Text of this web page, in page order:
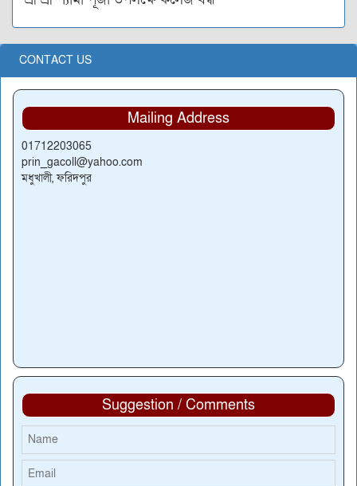
CONTACT US
Mailing Address
01712203065
prin_gacoll@yahoo.com
মধুখালী, ফরিদপুর
Suggestion / Comments